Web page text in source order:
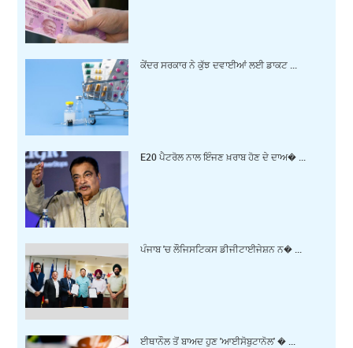
ਕੇਂਦਰ ਸਰਕਾਰ ਨੇ ਕੁੱਝ ਦਵਾਈਆਂ ਲਈ ਡਾਕਟ ...
E20 ਪੈਟਰੋਲ ਨਾਲ ਇੰਜਣ ਖ਼ਰਾਬ ਹੋਣ ਦੇ ਦਾਅ� ...
ਪੰਜਾਬ 'ਚ ਲੌਜਿਸਟਿਕਸ ਡੀਜੀਟਾਈਜੇਸ਼ਨ ਨ� ...
ਈਥਾਨੌਲ ਤੋਂ ਬਾਅਦ ਹੁਣ 'ਆਈਸੋਬੁਟਾਨੋਲ' � ...